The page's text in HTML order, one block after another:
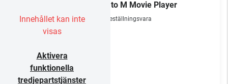
Innehållet kan inte
visas
Aktivera
funktionella
tredjepartstjänster
Strato M Movie Player
Beställningsvara